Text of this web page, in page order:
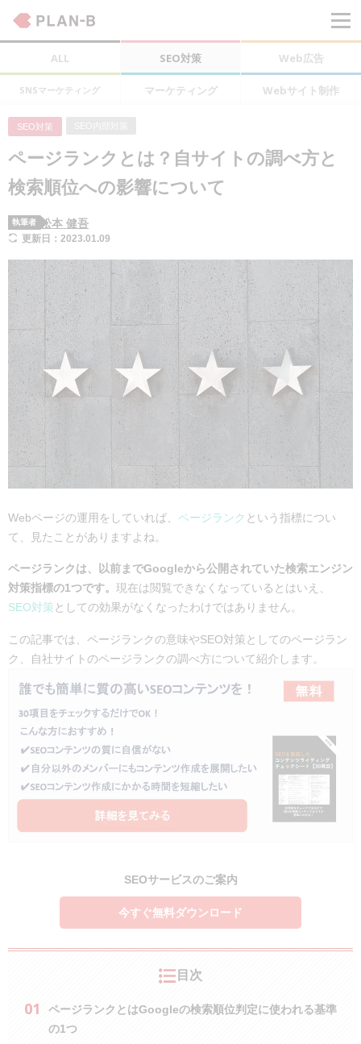
ALL SEO対策 Web広告
SNSマーケティング マーケティング Webサイト制作
SEO対策
ページランクとは？自サイトの調べ方と
検索順位への影響について
執筆者 松本 健吾
更新日：2023.01.09
Webページの運用をしていれば、 ページランク という指標につい
て、見たことがありますよね。
ページランクは、以前までGoogleから公開されていた検索エンジン
対策指標の1つです。 現在は閲覧できなくなっているとはいえ、
SEO対策としての効果がなくなったわけではありません。
この記事では、ページランクの意味やSEO対策としてのページラン
ク、自社サイトのページランクの調べ方について紹介します。
SEOサービスのご案内
今すぐ無料ダウンロード
目次
ページランクとはGoogleの検索順位判定に使われる基準
の1つ